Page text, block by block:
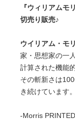
『ウィリアム
切売り販売♪
ウイリアム・モ
家・思想家の一
計算された機能
その斬新さは
き続けています。
-Morris